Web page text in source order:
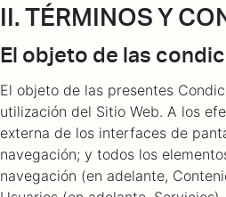
II. TÉRMINOS Y
El objeto de las
El objeto de las presentes
utilización del Sitio Web. A los
externa de los interfaces de
navegación; y todos los
navegación (en adelante,